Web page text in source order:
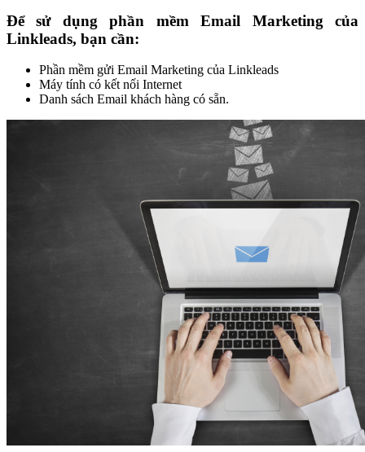
Để sử dụng phần mềm Email Marketing của
Linkleads, bạn cần:
Phần mềm gửi Email Marketing của Linkleads
Máy tính có kết nối Internet
Danh sách Email khách hàng có sẵn.